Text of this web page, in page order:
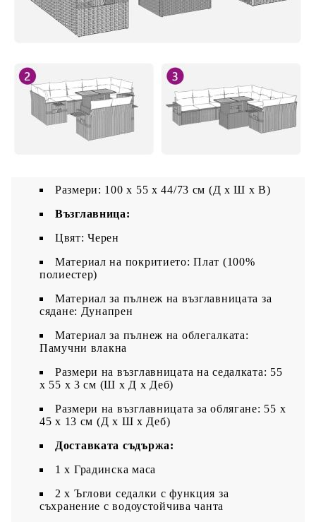
Размери: 55 x 62 x 69 см (Ш x Д x В)
Размери на седалката: 55 x 55 cм (Ш x Д)
Маса:
Цвят: Черен
Материал: PE ратан, стомана с прахово
Размери: 100 x 55 x 44/73 см (Д x Ш x В)
Възглавница:
Цвят: Черен
Материал на покритието: Плат (100%
полиестер)
Материал за пълнеж на възглавницата за
сядане: Дунапрен
Материал за пълнеж на облегалката:
Памучни влакна
Размери на възглавницата на седалката: 55
x 55 x 3 см (Ш x Д x Деб)
Размери на възглавницата за облягане: 55 x
45 x 13 см (Д х Ш x Деб)
Доставката съдържа:
1 х Градинска маса
2 x Ъглови седалки с функция за
съхранение с водоустойчива чанта